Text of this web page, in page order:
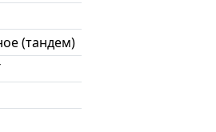
(тандем)